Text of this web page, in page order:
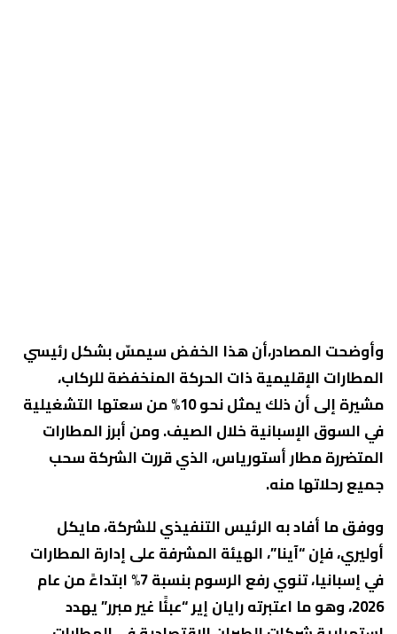
وأوضحت المصادر،أن هذا الخفض سيمسّ بشكل رئيسي
المطارات الإقليمية ذات الحركة المنخفضة للركاب،
مشيرة إلى أن ذلك يمثل نحو 10% من سعتها التشغيلية
في السوق الإسبانية خلال الصيف. ومن أبرز المطارات
المتضررة مطار أستورياس، الذي قررت الشركة سحب
جميع رحلاتها منه.
ووفق ما أفاد به الرئيس التنفيذي للشركة، مايكل
أوليري، فإن “آينا”، الهيئة المشرفة على إدارة المطارات
في إسبانيا، تنوي رفع الرسوم بنسبة 7% ابتداءً من عام
2026، وهو ما اعتبرته رايان إير “عبئًا غير مبرر” يهدد